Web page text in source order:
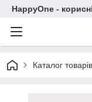
HappyOne -
Каталог товарів